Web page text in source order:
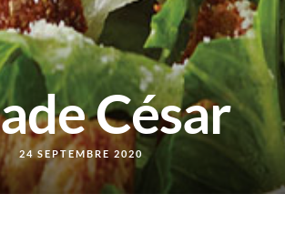
César
24 SEPTEMBRE 2020